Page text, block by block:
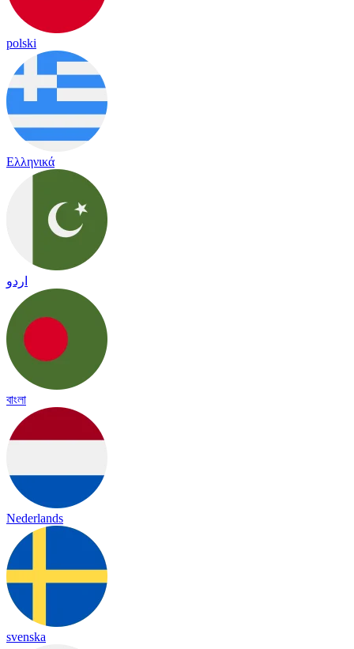
polski
Ελληνικά
اردو
বাংলা
Nederlands
svenska